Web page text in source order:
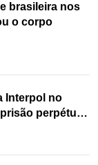
brasileira nos
o corpo
Interpol no
perpétua